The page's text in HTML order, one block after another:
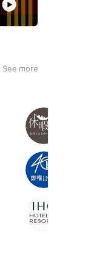
See more